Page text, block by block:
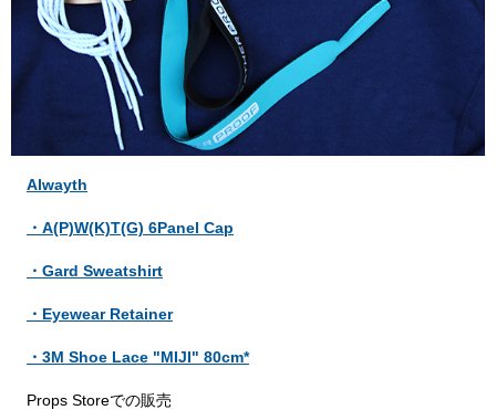
Alwayth
・A(P)W(K)T(G) 6Panel Cap
・Gard Sweatshirt
・Eyewear Retainer
・3M Shoe Lace "MIJI" 80cm*
Props Storeでの販売